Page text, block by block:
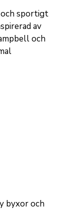
och sportigt
av
och
byxor och